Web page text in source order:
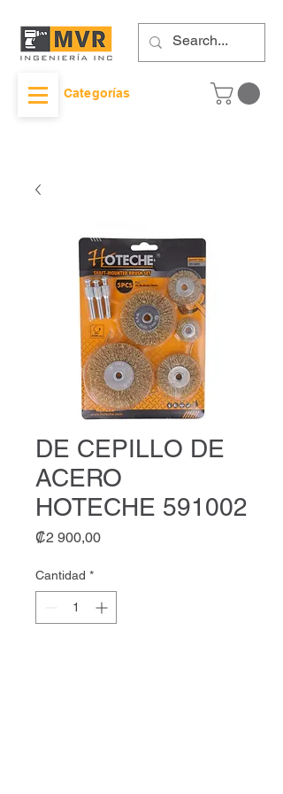
Categorías
DE CEPILLO DE
ACERO
HOTECHE 591002
₡2 900,00Precio
Cantidad *